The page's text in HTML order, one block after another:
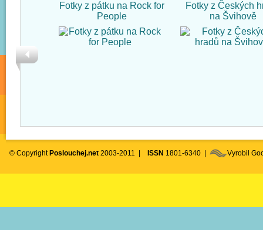
Fotky z pátku na Rock for
People
Fotky z Českých
na Švihově
© Copyright Poslouchej.net 2003-2011 | ISSN 1801-6340 | Vyrobil